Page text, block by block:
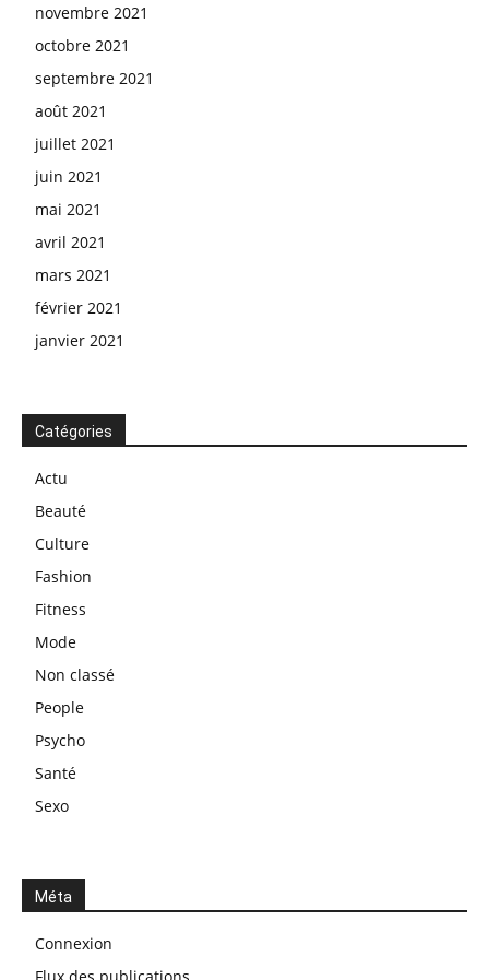
novembre 2021
octobre 2021
septembre 2021
août 2021
juillet 2021
juin 2021
mai 2021
avril 2021
mars 2021
février 2021
janvier 2021
Catégories
Actu
Beauté
Culture
Fashion
Fitness
Mode
Non classé
People
Psycho
Santé
Sexo
Méta
Connexion